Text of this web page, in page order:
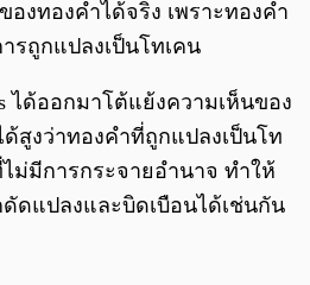
งทองคำได้จริง เพราะทองคำ
ถูกแปลงเป็นโทเคน
ได้ออกมาโต้แย้งความเห็นของ
ด้สูงว่าทองคำที่ถูกแปลงเป็นโท
ม่มีการกระจายอำนาจ ทำให้
ดแปลงและบิดเบือนได้เช่นกัน